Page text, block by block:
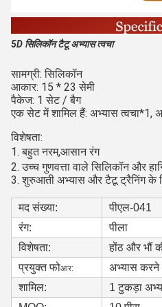
5D सिलिकॉन टैटू अभ्यास त्वचा
सामग्री: सिलिकॉन
आकार: 15 * 23 सेमी
पैकेज: 1 सेट / बैग
एक सेट में शामिल हैं: अभ्यास त्वचा*1,
विशेषता:
1. बहुत नरम,आसान रंग
2. उच्च गुणवत्ता वाले सिलिकॉन और
3. शुरुआती अभ्यास और टैटू ट्रैनिंग के
मद संख्या:
पीएल-041
रंग:
पीला
विशेषता:
होंठ और भौं
प्रयुक्त फोआर:
अभ्यास
शामिल:
1 टुकड़ा